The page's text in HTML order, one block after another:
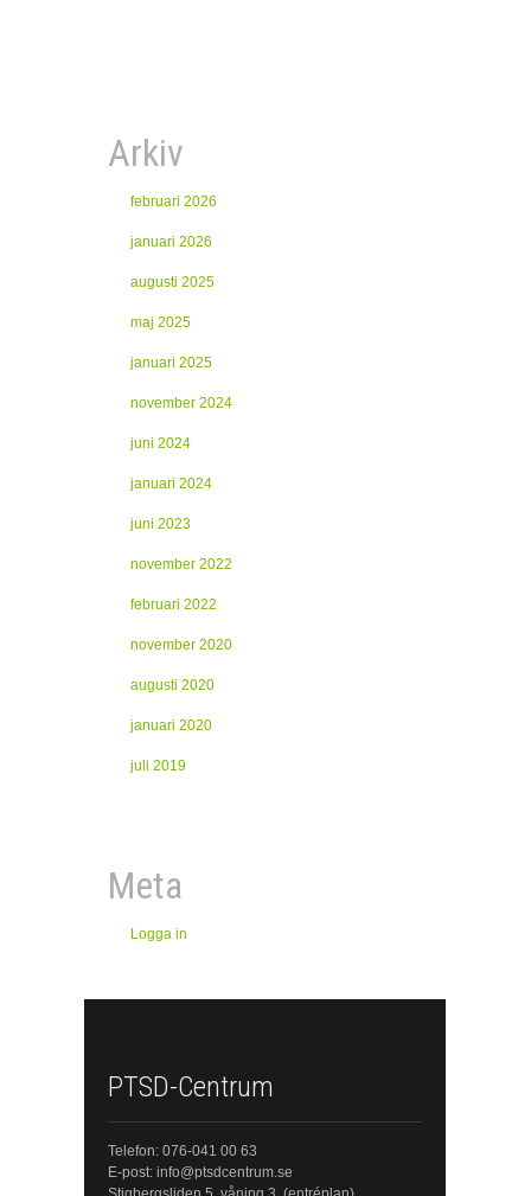
Arkiv
februari 2026
januari 2026
augusti 2025
maj 2025
januari 2025
november 2024
juni 2024
januari 2024
juni 2023
november 2022
februari 2022
november 2020
augusti 2020
januari 2020
juli 2019
Meta
Logga in
PTSD-Centrum
Telefon: 076-041 00 63
E-post: info@ptsdcentrum.se